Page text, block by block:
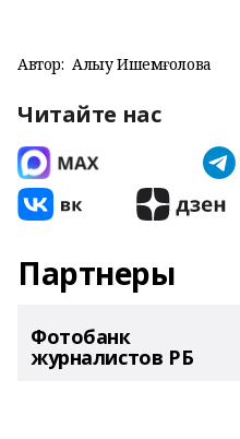
Автор: Алһыу Ишемғолова
Читайте нас
Партнеры
Фотобанк
журналистов РБ